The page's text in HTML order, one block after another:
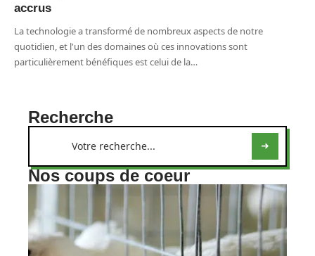
accrus
La technologie a transformé de nombreux aspects de notre
quotidien, et l'un des domaines où ces innovations sont
particulièrement bénéfiques est celui de la…
Recherche
Nos coups de coeur